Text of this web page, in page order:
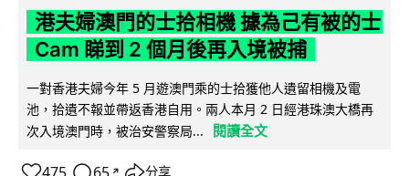
港夫婦澳門的士拾相機 據為己有被的士
Cam 睇到 2 個月後再入境被捕
一對香港夫婦今年 5 月遊澳門乘的士拾獲他人遺留相機及電
池，拾遺不報並帶返香港自用。兩人本月 2 日經港珠澳大橋再
次入境澳門時，被治安警察局...
閱讀全文
↗ 分享